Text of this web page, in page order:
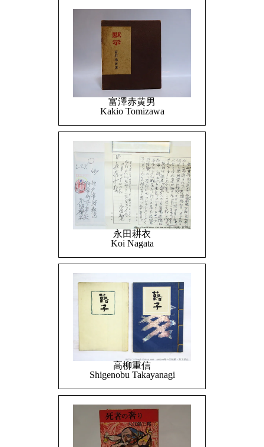
富澤赤黄男
Kakio Tomizawa
永田耕衣
Koi Nagata
高柳重信
Shigenobu Takayanagi